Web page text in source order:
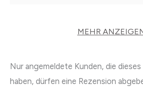
MEHR
Nur angemeldete Kunden, die
haben, dürfen eine Rezension